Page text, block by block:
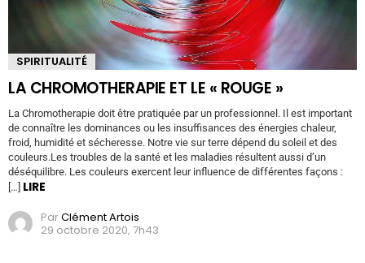
SPIRITUALITÉ
LA CHROMOTHERAPIE ET LE « ROUGE »
La Chromotherapie doit être pratiquée par un professionnel. Il est important
de connaître les dominances ou les insuffisances des énergies chaleur,
froid, humidité et sécheresse. Notre vie sur terre dépend du soleil et des
couleurs.Les troubles de la santé et les maladies résultent aussi d’un
déséquilibre. Les couleurs exercent leur influence de différentes façons :
[…] LIRE
ParClément Artois
29 octobre 2020, 7h43